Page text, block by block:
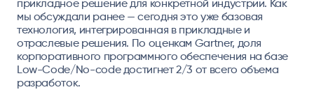
прикладное решение для конкретной индустрии. Как
мы обсуждали ранее — сегодня это уже базовая
технология, интегрированная в прикладные и
отраслевые решения. По оценкам Gartner, доля
корпоративного программного обеспечения на базе
Low-Code/No-code достигнет 2/3 от всего объема
разработок.